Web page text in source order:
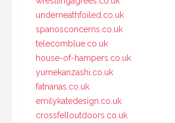
underneathfoiled.co.uk
spanosconcerns.co.uk
telecomblue.co.uk
house-of-hampers.co.uk
yumekanzashi.co.uk
fatnanas.co.uk
emilykatedesign.co.uk
crossfelloutdoors.co.uk